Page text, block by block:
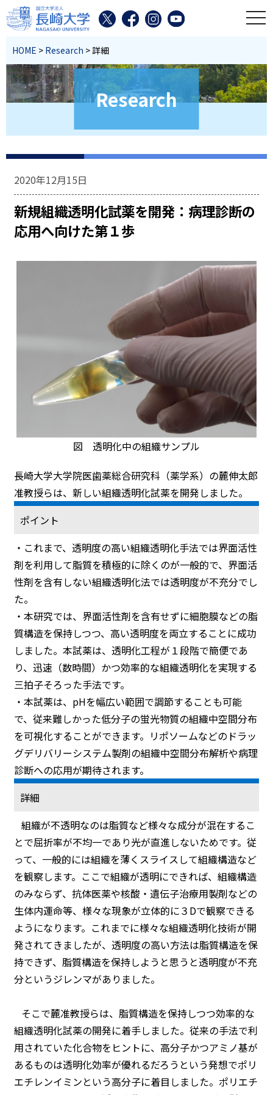
HOME > Research > 詳細
Research
2020年12月15日
新規組織透明化試薬を開発：病理診断の
応用へ向けた第１歩
図 透明化中の組織サンプル
長崎大学大学院医歯薬総合研究科（薬学系）の麓伸太郎
准教授らは、新しい組織透明化試薬を開発しました。
ポイント
・これまで、透明度の高い組織透明化手法では界面活性
剤を利用して脂質を積極的に除くのが一般的で、界面活
性剤を含有しない組織透明化法では透明度が不充分でし
た。
・本研究では、界面活性剤を含有せずに細胞膜などの脂
質構造を保持しつつ、高い透明度を両立することに成功
しました。本試薬は、透明化工程が１段階で簡便であ
り、迅速（数時間）かつ効率的な組織透明化を実現する
三拍子そろった手法です。
・本試薬は、pHを幅広い範囲で調節することも可能
で、従来難しかった低分子の蛍光物質の組織中空間分布
を可視化することができます。リポソームなどのドラッ
グデリバリーシステム製剤の組織中空間分布解析や病理
診断への応用が期待されます。
詳細
組織が不透明なのは脂質など様々な成分が混在するこ
とで屈折率が不均一であり光が直進しないためです。従
って、一般的には組織を薄くスライスして組織構造など
を観察します。ここで組織が透明にできれば、組織構造
のみならず、抗体医薬や核酸・遺伝子治療用製剤などの
生体内運命等、様々な現象が立体的に３Dで観察できる
ようになります。これまでに様々な組織透明化技術が開
発されてきましたが、透明度の高い方法は脂質構造を保
持できず、脂質構造を保持しようと思うと透明度が不充
分というジレンマがありました。
そこで麓准教授らは、脂質構造を保持しつつ効率的な
組織透明化試薬の開発に着手しました。従来の手法で利
用されていた化合物をヒントに、高分子かつアミノ基が
あるものは透明化効率が優れるだろうという発想でポリ
エチレンイミンという高分子に着目しました。ポリエチ